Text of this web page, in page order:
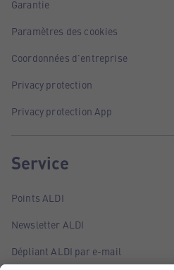
Garantie
Paramètres des cookies
Coordonnées d'entreprise
Privacy protection
Privacy protection App
Service
Points ALDI
Newsletter ALDI
Dépliant ALDI par e-mail